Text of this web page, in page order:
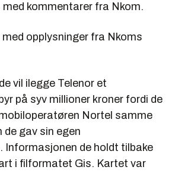
kommentarer fra Nkom.
opplysninger fra Nkoms
vil ilegge Telenor et
på syv millioner kroner fordi de
Nortel samme
gav sin egen
Informasjonen de holdt tilbake
i filformatet Gis. Kartet var